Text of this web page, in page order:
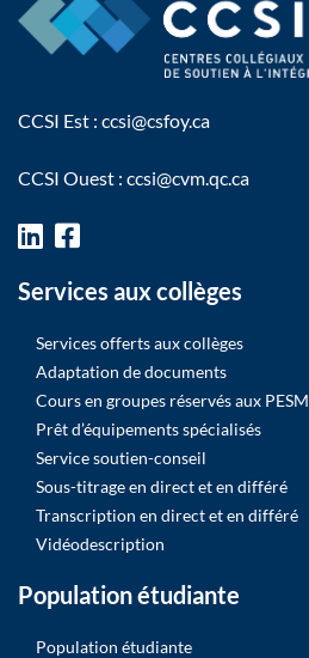
CCSI Est : ccsi@csfoy.ca
CCSI Ouest : ccsi@cvm.qc.ca
Services aux collèges
Services offerts aux collèges
Adaptation de documents
Cours en groupes réservés aux PESM
Prêt d’équipements spécialisés
Service soutien-conseil
Sous-titrage en direct et en différé
Transcription en direct et en différé
Vidéodescription
Population étudiante
Population étudiante